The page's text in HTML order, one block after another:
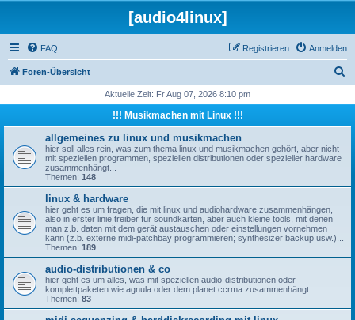
[audio4linux]
FAQ Anmelden
Registrieren
Foren-Übersicht
h
Aktuelle Zeit: Fr Aug 07, 2026 8:10 pm
!!! Musikmachen mit Linux !!!
allgemeines zu linux und musikmachen
hier soll alles rein, was zum thema linux und musikmachen gehört, aber nicht
mit speziellen programmen, speziellen distributionen oder spezieller hardware
zusammenhängt...
Themen: 148
linux & hardware
hier geht es um fragen, die mit linux und audiohardware zusammenhängen,
also in erster linie treiber für soundkarten, aber auch kleine tools, mit denen
man z.b. daten mit dem gerät austauschen oder einstellungen vornehmen
kann (z.b. externe midi-patchbay programmieren; synthesizer backup usw.)...
Themen: 189
audio-distributionen & co
hier geht es um alles, was mit speziellen audio-distributionen oder
komplettpaketen wie agnula oder dem planet ccrma zusammenhängt ...
Themen: 83